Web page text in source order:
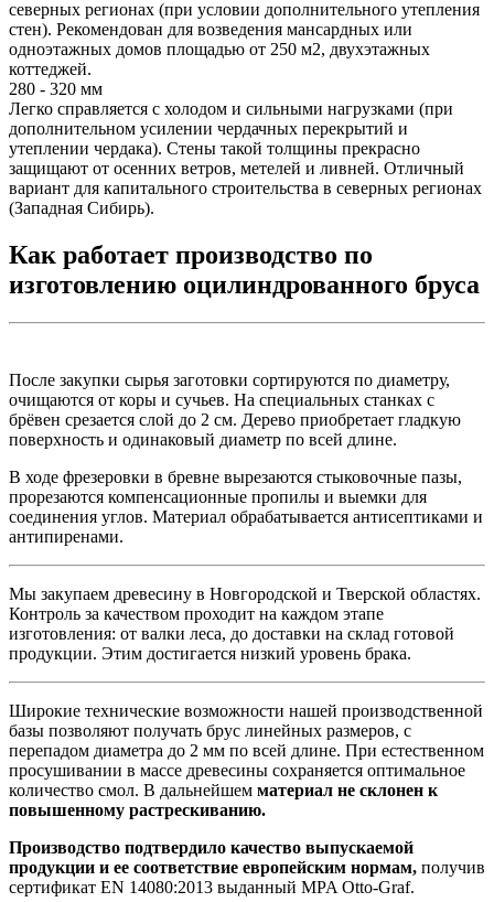
северных регионах (при условии дополнительного утепления
стен). Рекомендован для возведения мансардных или
одноэтажных домов площадью от 250 м2, двухэтажных
коттеджей.
280 - 320 мм
Легко справляется с холодом и сильными нагрузками (при
дополнительном усилении чердачных перекрытий и
утеплении чердака). Стены такой толщины прекрасно
защищают от осенних ветров, метелей и ливней. Отличный
вариант для капитального строительства в северных регионах
(Западная Сибирь).
Как работает производство по
изготовлению оцилиндрованного бруса
После закупки сырья заготовки сортируются по диаметру,
очищаются от коры и сучьев. На специальных станках с
брёвен срезается слой до 2 см. Дерево приобретает гладкую
поверхность и одинаковый диаметр по всей длине.
В ходе фрезеровки в бревне вырезаются стыковочные пазы,
прорезаются компенсационные пропилы и выемки для
соединения углов. Материал обрабатывается антисептиками и
антипиренами.
Мы закупаем древесину в Новгородской и Тверской областях.
Контроль за качеством проходит на каждом этапе
изготовления: от валки леса, до доставки на склад готовой
продукции. Этим достигается низкий уровень брака.
Широкие технические возможности нашей производственной
базы позволяют получать брус линейных размеров, с
перепадом диаметра до 2 мм по всей длине. При естественном
просушивании в массе древесины сохраняется оптимальное
количество смол. В дальнейшем материал не склонен к
повышенному растрескиванию.
Производство подтвердило качество выпускаемой
продукции и ее соответствие европейским нормам, получив
сертификат EN 14080:2013 выданный MPA Otto-Graf.